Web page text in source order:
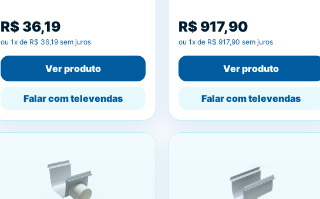
R$ 36,19
ou 1x de R$ 36,19 sem juros
Ver produto
Falar com televendas
R$ 917,90
ou1x de R$ 917,90 sem juros
Ver produto
Falar com televendas